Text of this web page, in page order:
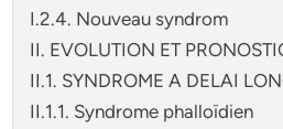
I.2.4. Nouveau syndrom
II. EVOLUTION ET
II.1. SYNDROME A DELAI
II.1.1. Syndrome phalloïdien